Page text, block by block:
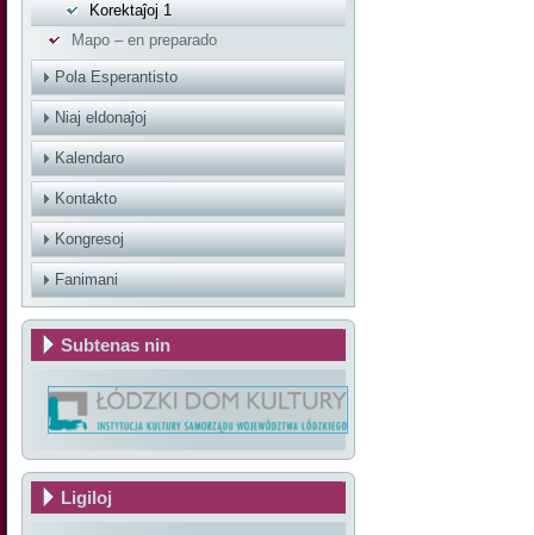
Korektaĵoj 1
Mapo – en preparado
Pola Esperantisto
Niaj eldonaĵoj
Kalendaro
Kontakto
Kongresoj
Fanimani
Subtenas nin
Ligiloj